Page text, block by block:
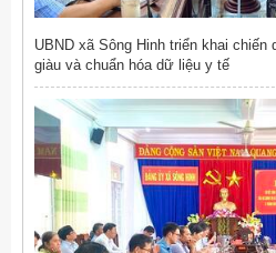
UBND xã Sông Hinh triển khai chiến
giàu và chuẩn hóa dữ liệu y tế